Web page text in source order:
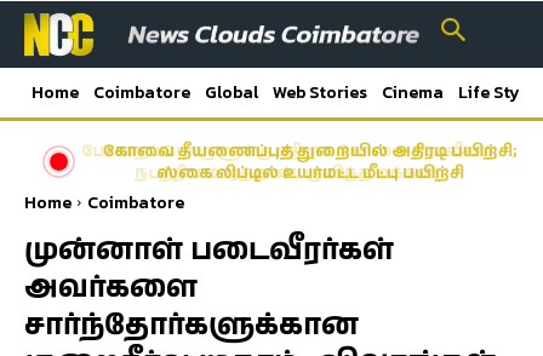
Home Coimbatore Global Web Stories Cinema Life Style
கோவை தீயணைப்புத் துறையில் அதிரடி பயிற்சி;
ஸ்கை லிப்டில் உயர்மட்ட மீட்பு பயிற்சி
Home Coimbatore
முன்னாள் படைவீரர்கள்
அவர்களை
சார்ந்தோர்களுக்கான